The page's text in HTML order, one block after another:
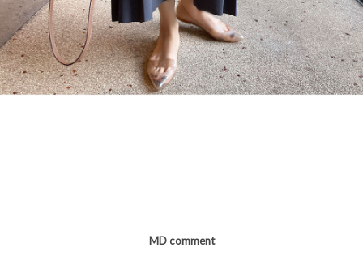
MD comment